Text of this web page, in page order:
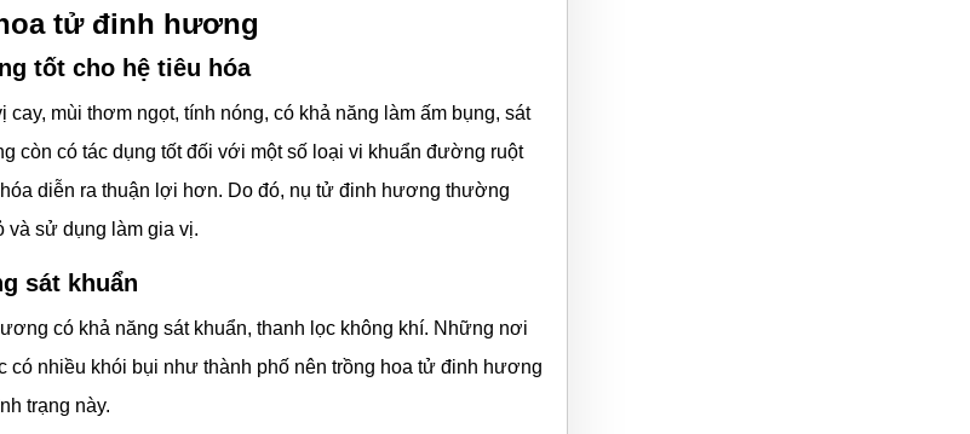
tử đinh hương
tốt cho hệ tiêu hóa
mùi thơm ngọt, tính nóng, có khả năng làm ấm bụng, sát
còn có tác dụng tốt đối với một số loại vi khuẩn đường ruột
diễn ra thuận lợi hơn. Do đó, nụ tử đinh hương thường
sử dụng làm gia vị.
sát khuẩn
có khả năng sát khuẩn, thanh lọc không khí. Những nơi
có nhiều khói bụi như thành phố nên trồng hoa tử đinh hương
trạng này.